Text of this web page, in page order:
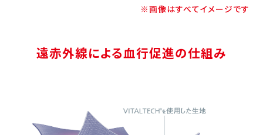
※画像はすべてイメージです
遠赤外線による血行促進の仕組み